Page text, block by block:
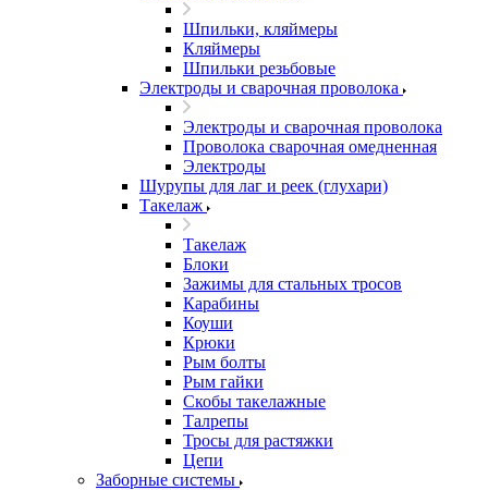
Шпильки, кляймеры
Кляймеры
Шпильки резьбовые
Электроды и сварочная проволока
Электроды и сварочная проволока
Проволока сварочная омедненная
Электроды
Шурупы для лаг и реек (глухари)
Такелаж
Такелаж
Блоки
Зажимы для стальных тросов
Карабины
Коуши
Крюки
Рым болты
Рым гайки
Скобы такелажные
Талрепы
Тросы для растяжки
Цепи
Заборные системы